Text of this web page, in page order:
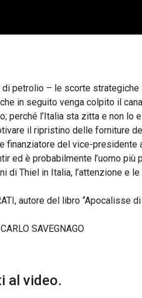
petrolio – le scorte strategiche
in seguito venga colpito il
perché l’Italia sta zitta e non lo
il ripristino delle forniture
finanziatore del vice-presidente
ed è probabilmente l’uomo
di Thiel in Italia, l’attenzione e
autore del libro “Apocalisse
SAVEGNAGO
al video.